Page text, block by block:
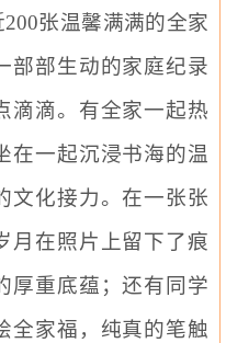
200张温馨满满的全家
部部生动的家庭纪录
滴滴。有全家一起热
在一起沉浸书海的温
文化接力。在一张张
月在照片上留下了痕
厚重底蕴；还有同学
全家福，纯真的笔触